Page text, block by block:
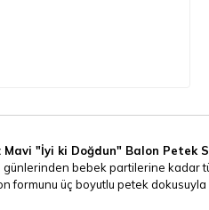
Mavi "İyi ki Doğdun" Balon Petek
günlerinden bebek partilerine kadar
formunu üç boyutlu petek